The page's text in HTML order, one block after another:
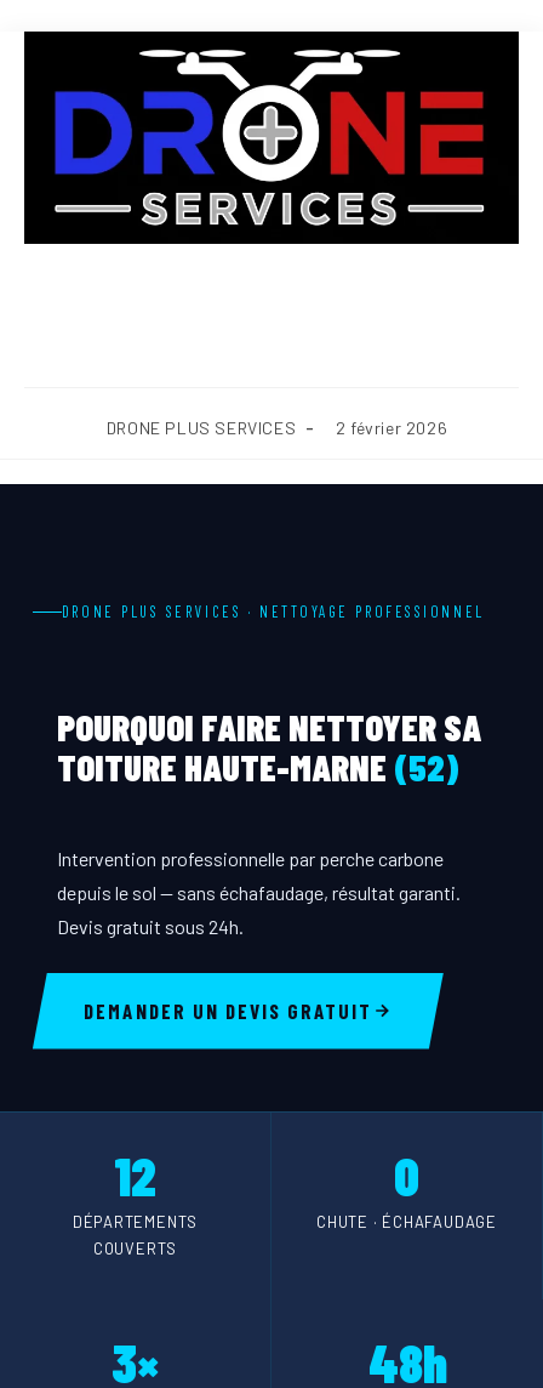
DRONE PLUS SERVICES 2 février 2026
DRONE PLUS SERVICES · NETTOYAGE PROFESSIONNEL
POURQUOI FAIRE NETTOYER SA
TOITURE HAUTE-MARNE (52)
Intervention professionnelle par perche carbone
depuis le sol — sans échafaudage, résultat garanti.
Devis gratuit sous 24h.
DEMANDER UN DEVIS GRATUIT
12
DÉPARTEMENTS
COUVERTS
0
CHUTE · ÉCHAFAUDAGE
3× 48h